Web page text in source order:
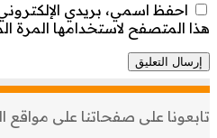
احفظ اسمي، بريدي
هذا المتصفح لاستخدامها المرة
تابعونا على صفحاتنا على مواقع